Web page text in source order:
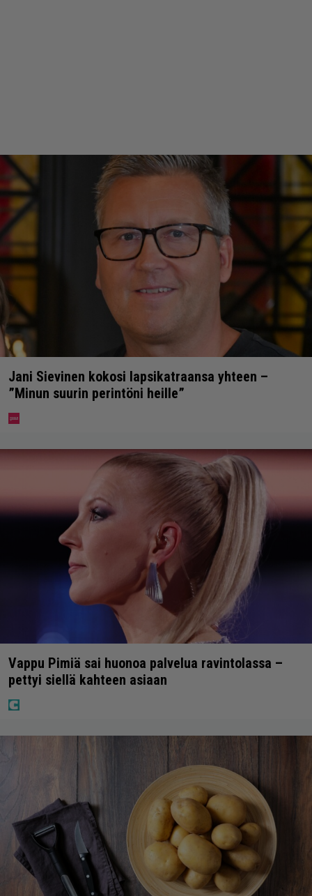
Jani Sievinen kokosi lapsikatraansa yhteen –
”Minun suurin perintöni heille”
Vappu Pimiä sai huonoa palvelua ravintolassa –
pettyi siellä kahteen asiaan